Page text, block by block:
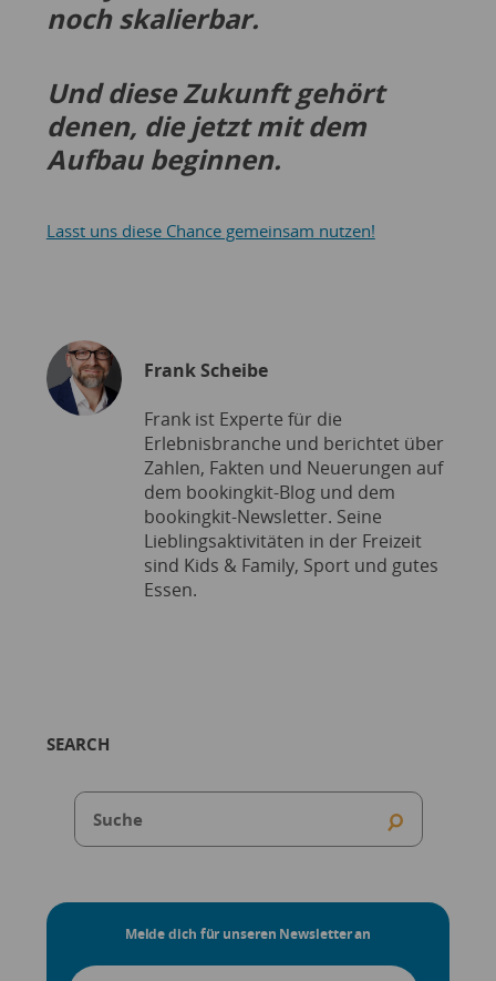
noch skalierbar.
Und diese Zukunft gehört
denen, die jetzt mit dem
Aufbau beginnen.
Lasst uns diese Chance gemeinsam nutzen!
SEARCH
Melde dich für unseren Newsletter an
Frank Scheibe
Frank ist Experte für die
Erlebnisbranche und berichtet über
Zahlen, Fakten und Neuerungen auf
dem bookingkit-Blog und dem
bookingkit-Newsletter. Seine
Lieblingsaktivitäten in der Freizeit
sind Kids & Family, Sport und gutes
Essen.